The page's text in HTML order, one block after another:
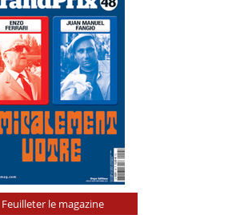
Feuilleter le magazine